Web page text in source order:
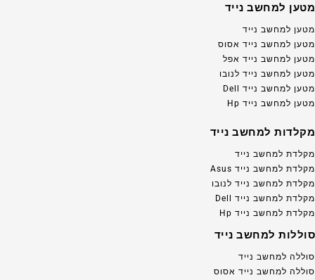
מטען למחשב נייד
מטען למחשב נייד
מטען למחשב נייד אסוס
מטען למחשב נייד אפל
מטען למחשב נייד לנובו
מטען למחשב נייד Dell
מטען למחשב נייד Hp
מקלדות למחשב נייד
מקלדת למחשב נייד
מקלדת למחשב נייד Asus
מקלדת למחשב נייד לנובו
מקלדת למחשב נייד Dell
מקלדת למחשב נייד Hp
סוללות למחשב נייד
סוללה למחשב נייד
סוללה למחשב נייד אסוס